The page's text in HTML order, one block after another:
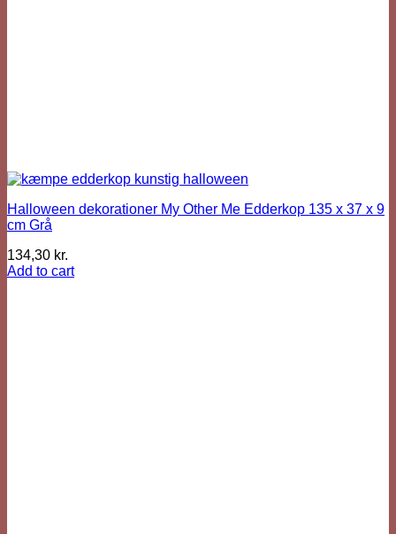
Halloween dekorationer My Other Me Edderkop 135 x 37 x 9
cm Grå
134,30 kr.
Add to cart